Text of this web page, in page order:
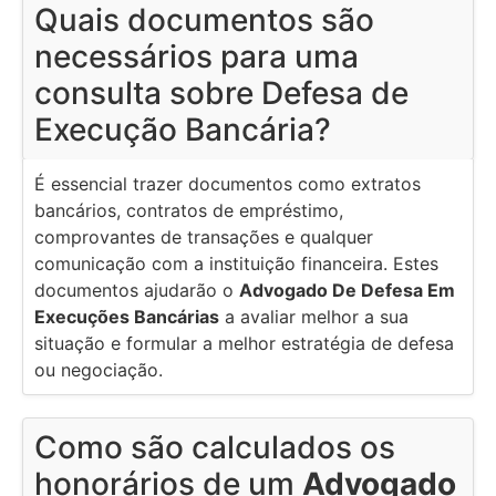
Quais documentos são
necessários para uma
consulta sobre Defesa de
Execução Bancária?
É essencial trazer documentos como extratos
bancários, contratos de empréstimo,
comprovantes de transações e qualquer
comunicação com a instituição financeira. Estes
documentos ajudarão o Advogado De Defesa Em
Execuções Bancárias a avaliar melhor a sua
situação e formular a melhor estratégia de defesa
ou negociação.
Como são calculados os
honorários de um Advogado